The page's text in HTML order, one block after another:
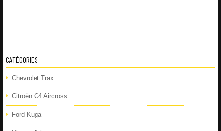
CATÉGORIES
Chevrolet Trax
Citroën C4 Aircross
Ford Kuga